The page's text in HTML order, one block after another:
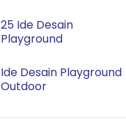
25 Ide Desain
Playground
Ide Desain Playground
Outdoor